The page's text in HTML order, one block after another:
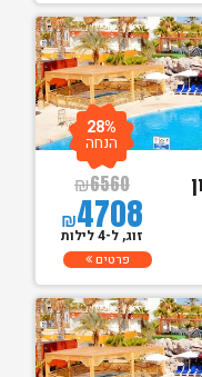
₪6560
₪4708
28%
הנחה
זוג, ל-4 לילות
פרטים